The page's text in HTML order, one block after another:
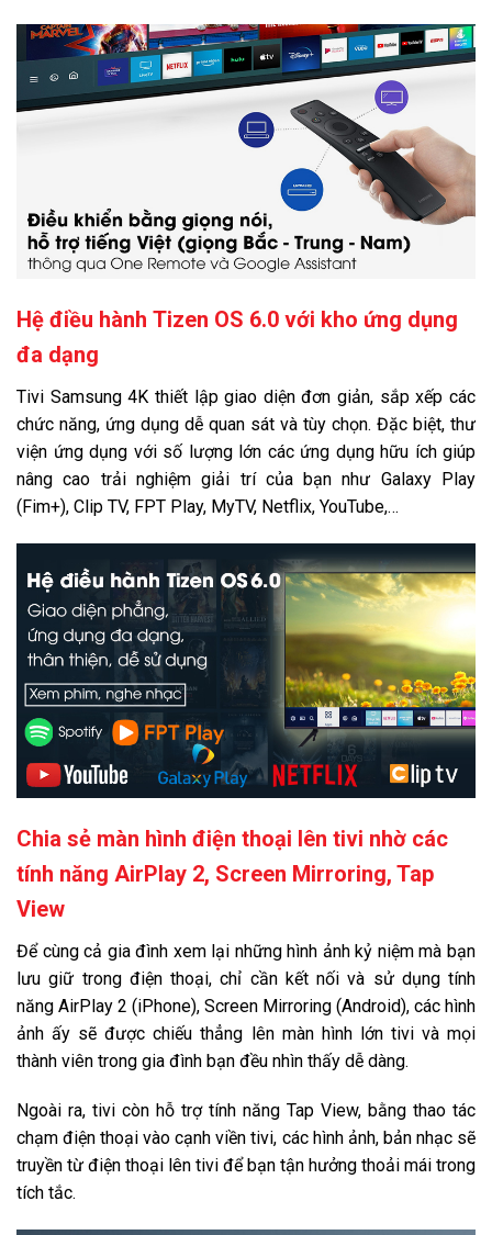
Hệ điều hành Tizen OS 6.0 với kho ứng dụng
đa dạng
Tivi Samsung 4K thiết lập giao diện đơn giản, sắp xếp các
chức năng, ứng dụng dễ quan sát và tùy chọn. Đặc biệt, thư
viện ứng dụng với số lượng lớn các ứng dụng hữu ích giúp
nâng cao trải nghiệm giải trí của bạn như Galaxy Play
(Fim+), Clip TV, FPT Play, MyTV, Netflix, YouTube,…
Chia sẻ màn hình điện thoại lên tivi nhờ các
tính năng AirPlay 2, Screen Mirroring, Tap
View
Để cùng cả gia đình xem lại những hình ảnh kỷ niệm mà bạn
lưu giữ trong điện thoại, chỉ cần kết nối và sử dụng tính
năng AirPlay 2 (iPhone), Screen Mirroring (Android), các hình
ảnh ấy sẽ được chiếu thẳng lên màn hình lớn tivi và mọi
thành viên trong gia đình bạn đều nhìn thấy dễ dàng.
Ngoài ra, tivi còn hỗ trợ tính năng Tap View, bằng thao tác
chạm điện thoại vào cạnh viền tivi, các hình ảnh, bản nhạc sẽ
truyền từ điện thoại lên tivi để bạn tận hưởng thoải mái trong
tích tắc.